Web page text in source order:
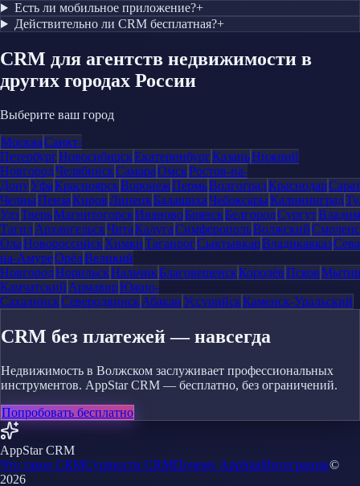
Есть ли мобильное приложение?+
Действительно ли CRM бесплатная?+
CRM для агентств недвижимости в
других городах России
Выберите ваш город
МоскваСанкт-
ПетербургНовосибирскЕкатеринбургКазаньНижний
НовгородЧелябинскСамараОмскРостов-на-
ДонуУфаКрасноярскВоронежПермьВолгоградКраснодар
ЧелныПензаКировЛипецкБалашихаЧебоксарыКалининград
УдэТверьМагнитогорскИвановоБрянскБелгородСургут
ТагилАрхангельскЧитаКалугаСимферопольВолжский
ОлаНовороссийскХимкиТаганрогСыктывкарВладикавказ
на-АмуреОрёлВеликий
НовгородНорильскНальчикБлаговещенскКоролёвПсков
Камчатский АрмавирЮжно-
СахалинскСеверодвинскАбаканУссурийскКаменск-Уральский
CRM без платежей — навсегда
Недвижимость в Волжском заслуживает профессиональных
инструментов. AppStar CRM — бесплатно, без ограничений.
Попробовать бесплатно
AppStar CRM
Что такое CRMСущности CRMПочему AppStarИнтеграции©
2026